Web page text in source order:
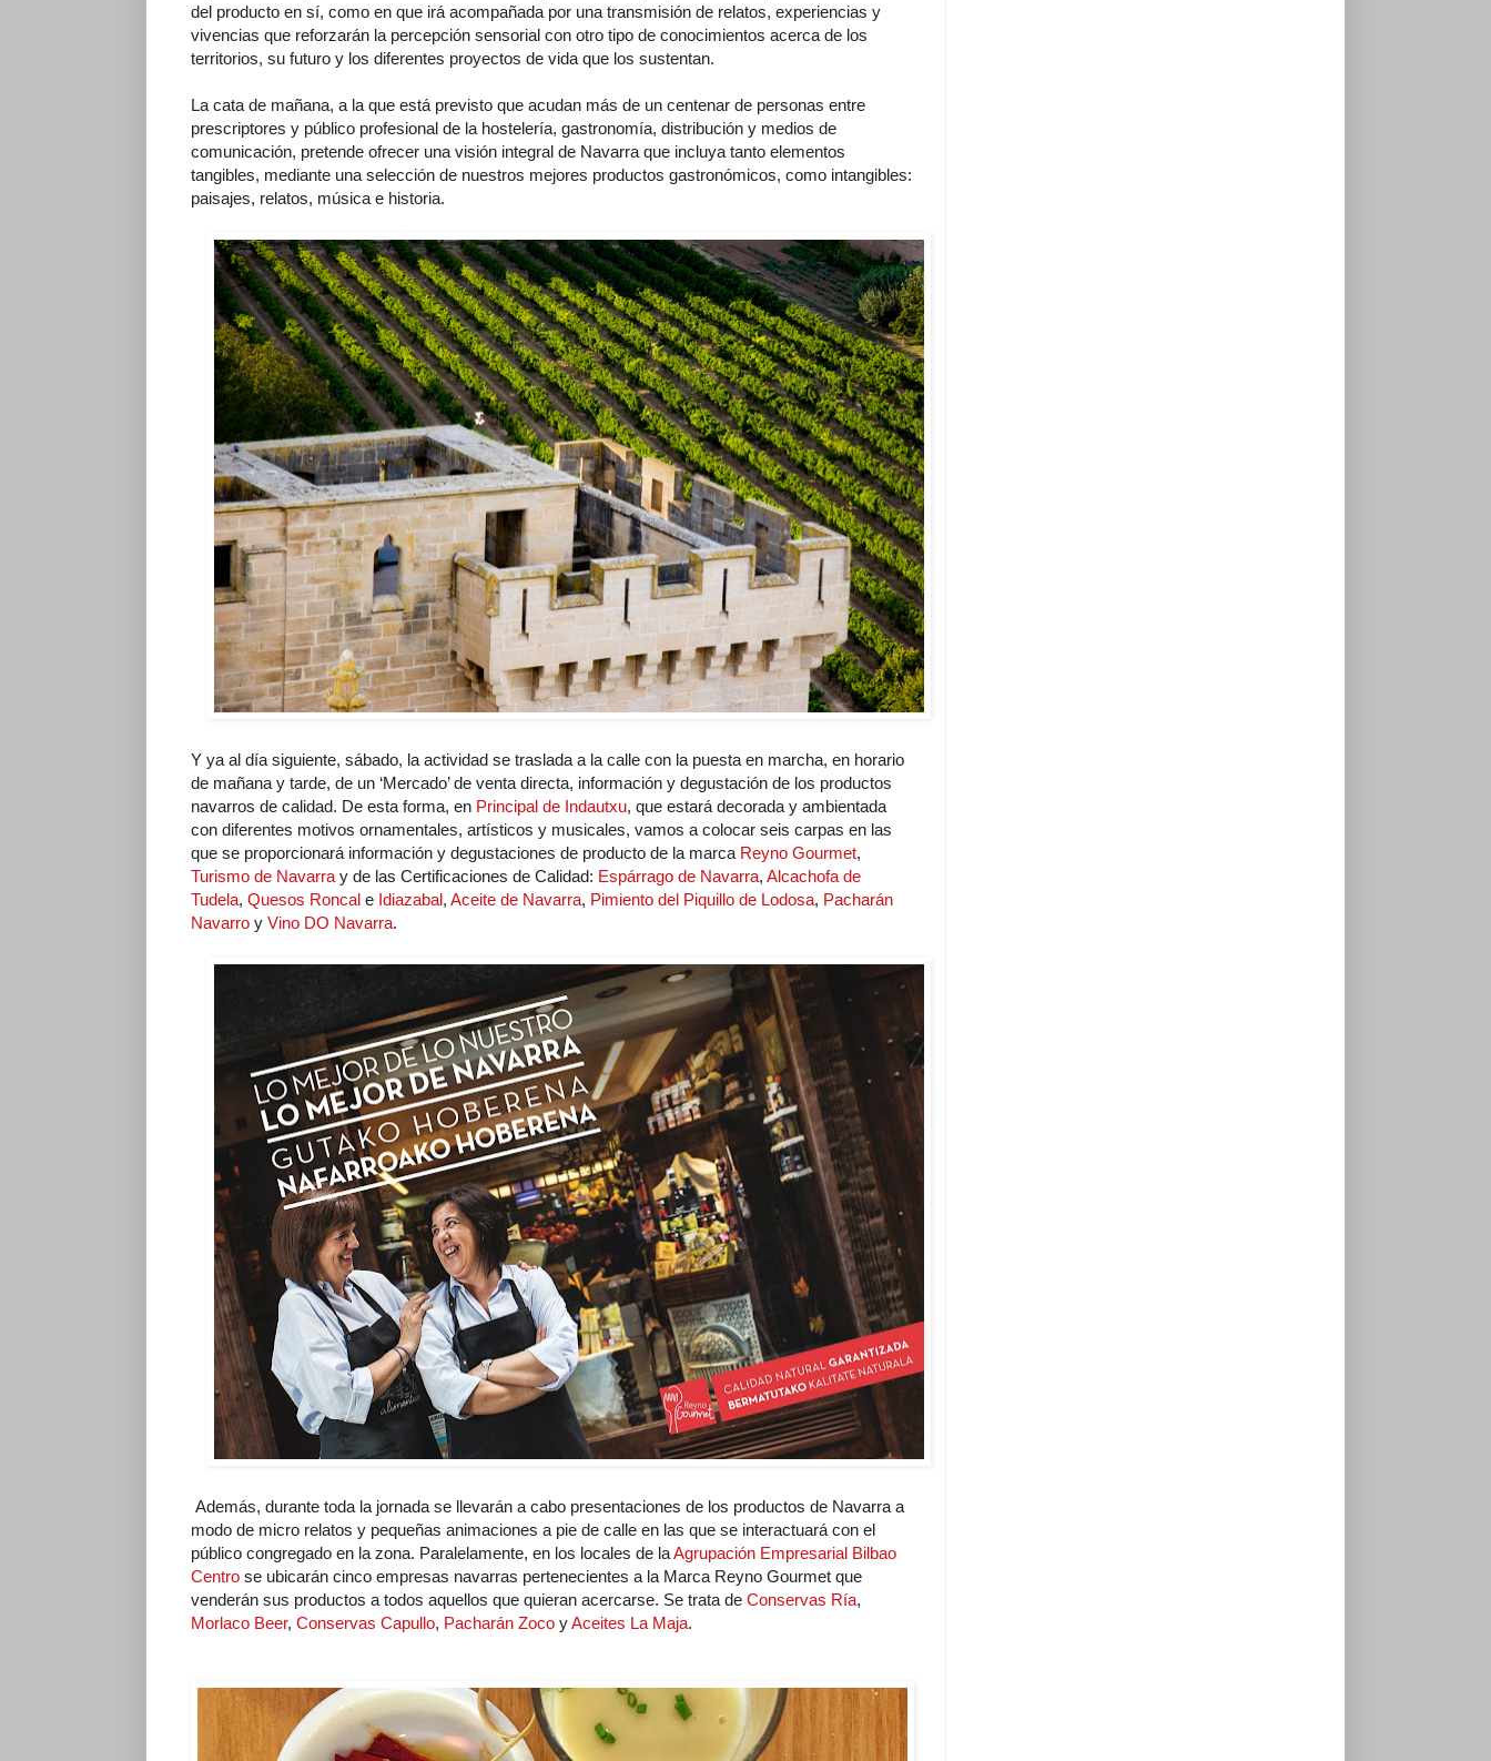
del producto en sí, como en que irá acompañada por una transmisión de relatos, experiencias y
vivencias que reforzarán la percepción sensorial con otro tipo de conocimientos acerca de los
territorios, su futuro y los diferentes proyectos de vida que los sustentan.
La cata de mañana, a la que está previsto que acudan más de un centenar de personas entre
prescriptores y público profesional de la hostelería, gastronomía, distribución y medios de
comunicación, pretende ofrecer una visión integral de Navarra que incluya tanto elementos
tangibles, mediante una selección de nuestros mejores productos gastronómicos, como intangibles:
paisajes, relatos, música e historia.
Y ya al día siguiente, sábado, la actividad se traslada a la calle con la puesta en marcha, en horario
de mañana y tarde, de un ‘Mercado’ de venta directa, información y degustación de los productos
navarros de calidad. De esta forma, en Principal de Indautxu, que estará decorada y ambientada
con diferentes motivos ornamentales, artísticos y musicales, vamos a colocar seis carpas en las
que se proporcionará información y degustaciones de producto de la marca Reyno Gourmet,
Turismo de Navarra y de las Certificaciones de Calidad: Espárrago de Navarra, Alcachofa de
Tudela, Quesos Roncal e Idiazabal, Aceite de Navarra, Pimiento del Piquillo de Lodosa, Pacharán
Navarro y Vino DO Navarra.
Además, durante toda la jornada se llevarán a cabo presentaciones de los productos de Navarra a
modo de micro relatos y pequeñas animaciones a pie de calle en las que se interactuará con el
público congregado en la zona. Paralelamente, en los locales de laAgrupación Empresarial Bilbao
Centro se ubicarán cinco empresas navarras pertenecientes a la Marca Reyno Gourmet que
venderán sus productos a todos aquellos que quieran acercarse. Se trata de Conservas Ría,
Morlaco Beer, Conservas Capullo, Pacharán Zoco yAceites La Maja.